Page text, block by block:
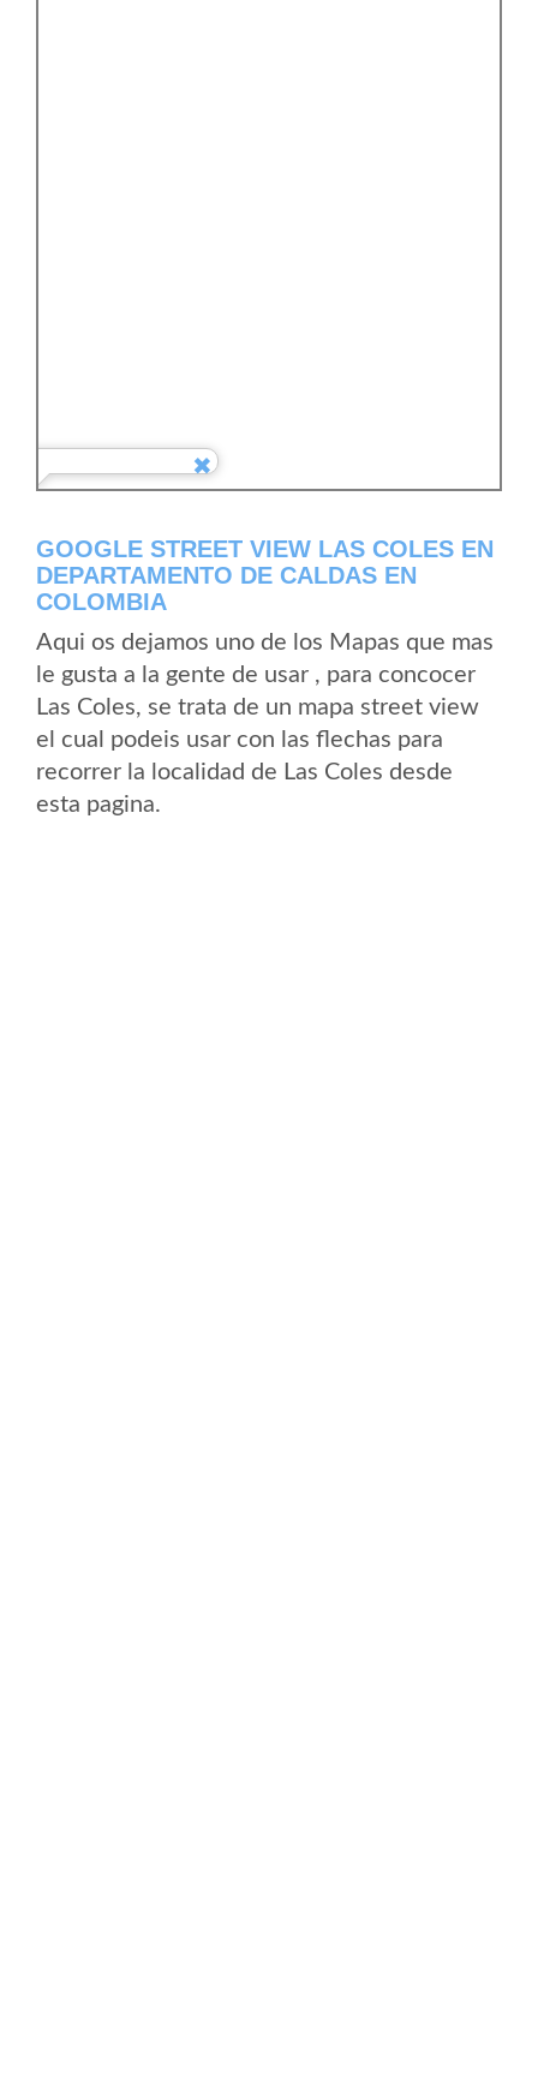
GOOGLE STREET VIEW LAS COLES EN
DEPARTAMENTO DE CALDAS EN
COLOMBIA
Aqui os dejamos uno de los Mapas que mas
le gusta a la gente de usar , para concocer
Las Coles, se trata de un mapa street view
el cual podeis usar con las flechas para
recorrer la localidad de Las Coles desde
esta pagina.